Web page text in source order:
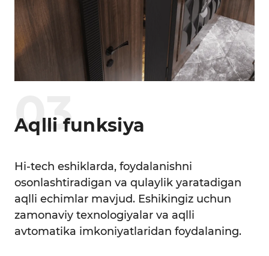
Aqlli funksiya
03
Hi-tech eshiklarda, foydalanishni
osonlashtiradigan va qulaylik yaratadigan
aqlli echimlar mavjud. Eshikingiz uchun
zamonaviy texnologiyalar va aqlli
avtomatika imkoniyatlaridan foydalaning.